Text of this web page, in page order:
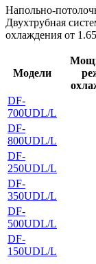
Напольно-
Двухтрубная
охлаждения от
Модели
DF-
700UDL/L
DF-
800UDL/L
DF-
250UDL/L
DF-
350UDL/L
DF-
500UDL/L
DF-
150UDL/L